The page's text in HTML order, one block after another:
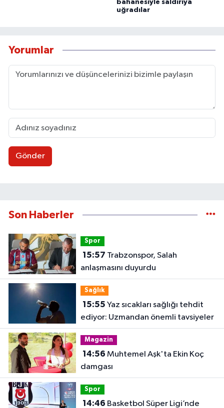
bahanesiyle saldırıya
uğradılar
Yorumlar
Gönder
Son Haberler
Spor
15:57
anlaşmasını duyurdu
Sağlık
15:55
ediyor: Uzmandan önemli tavsiyeler
Magazin
14:56
damgası
Spor
14:46